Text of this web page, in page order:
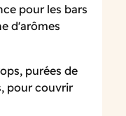
pour les bars
d'arômes
purées de
pour couvrir